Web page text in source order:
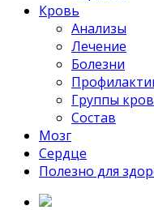
Кровь
Анализы
Лечение
Болезни
Группы
Состав
Мозг
Сердце
Полезно для